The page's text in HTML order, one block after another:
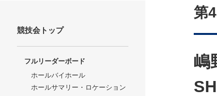
第
嶋
競技会トップ
フルリーダーボード
ホールバイホール
ホールサマリー・ロケーション